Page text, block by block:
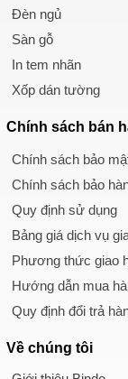
Đèn ngủ
Sàn gỗ
In tem nhãn
Xốp dán tường
Chính sách bán
Chính sách bảo
Chính sách bảo
Quy định sử dụng
Bảng giá dịch vụ
Phương thức giao
Hướng dẫn mua
Quy định đổi trả
Về chúng tôi